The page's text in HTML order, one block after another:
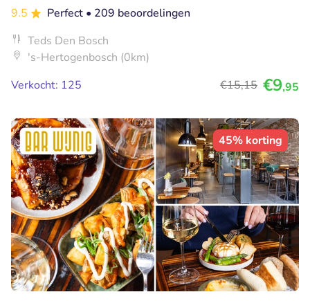
9.5
Perfect • 209 beoordelingen
Teds Den Bosch
's-Hertogenbosch (0km)
Verkocht: 125
€15,15 €9,95
45% korting